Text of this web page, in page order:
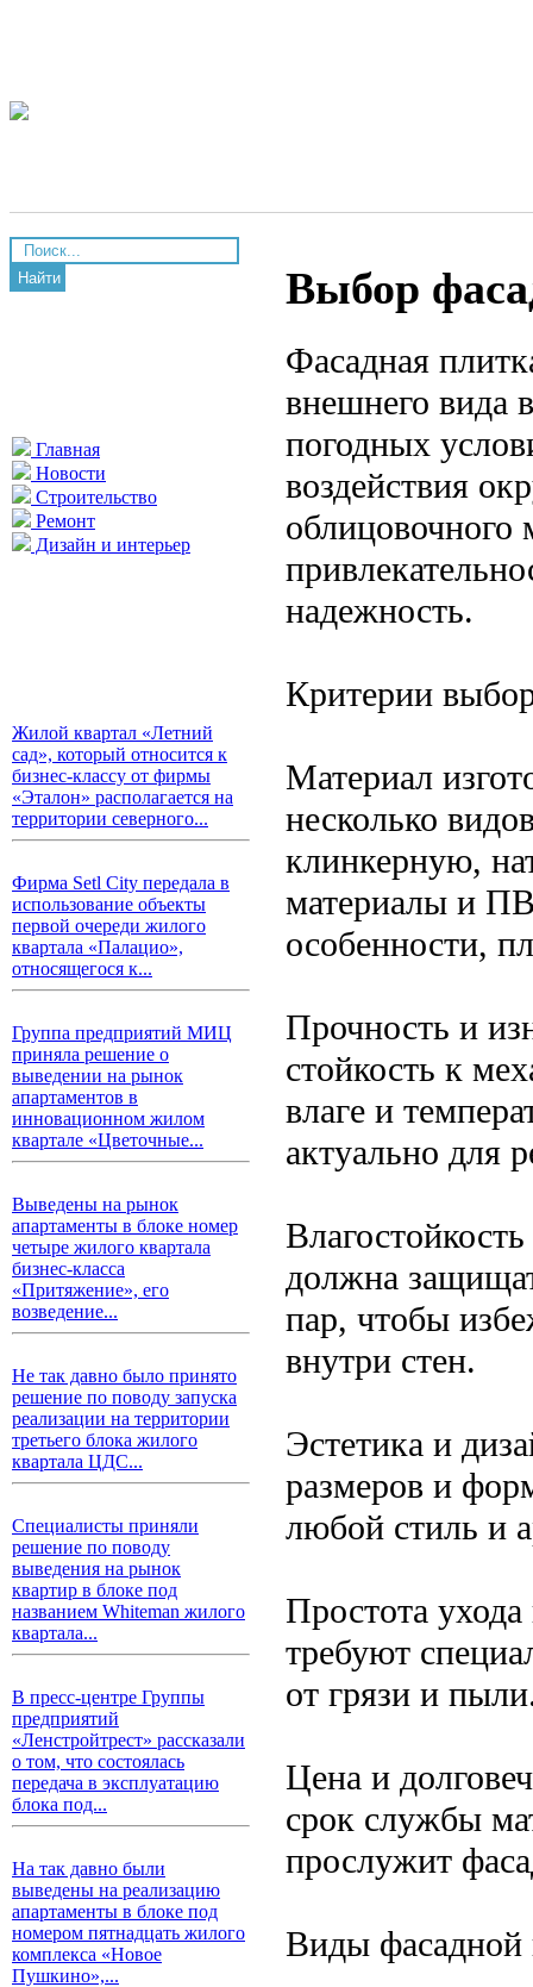
Найти
Главная
Новости
Строительство
Ремонт
Дизайн и интерьер
Жилой квартал «Летний
сад», который относится к
бизнес-классу от фирмы
«Эталон» располагается на
территории северного...
Фирма Setl City передала в
использование объекты
первой очереди жилого
квартала «Палацио»,
относящегося к...
Группа предприятий МИЦ
приняла решение о
выведении на рынок
апартаментов в
инновационном жилом
квартале «Цветочные...
Выведены на рынок
апартаменты в блоке номер
четыре жилого квартала
бизнес-класса
«Притяжение», его
возведение...
Не так давно было принято
решение по поводу запуска
реализации на территории
третьего блока жилого
квартала ЦДС...
Специалисты приняли
решение по поводу
выведения на рынок
квартир в блоке под
названием Whiteman жилого
квартала...
В пресс-центре Группы
предприятий
«Ленстройтрест» рассказали
о том, что состоялась
передача в эксплуатацию
блока под...
На так давно были
выведены на реализацию
апартаменты в блоке под
номером пятнадцать жилого
комплекса «Новое
Пушкино»,...
Выбор
Фасадная
внешнего вида
погодных
воздействия
облицовочного
надежность.
Критерии
Материал
несколько
клинкерную,
материалы и
особенности,
Прочность и
стойкость к
влаге и
актуально для
должна
пар, чтобы
внутри стен.
Эстетика и
размеров и
любой стиль и
Простота
требуют
от грязи и
Цена и
срок службы
прослужит
Виды фасадной